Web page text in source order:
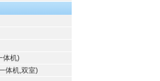
体机)
体机,双室)